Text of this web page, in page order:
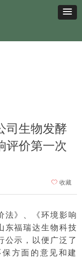
司生物发酵
评价第一次
法》、《环境影响
东福瑞达生物科技
公示，以便广泛了
方面的意见和建
ꄀ 收藏